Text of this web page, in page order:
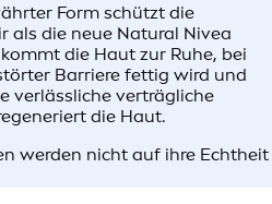
Form schützt die
als die neue Natural Nivea
die Haut zur Ruhe, bei
Barriere fettig wird und
verlässliche verträgliche
die Haut.
werden nicht auf ihre Echtheit